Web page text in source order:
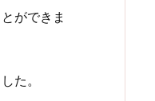
ができま
た。